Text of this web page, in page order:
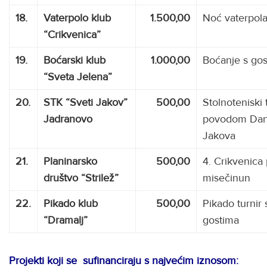
18.
Vaterpolo klub
“Crikvenica”
1.500,00 Noć vaterpola
19.
Boćarski klub
“Sveta Jelena”
1.000,00 Boćanje s
20.
STK “Sveti Jakov”
Jadranovo
500,00
Stolnoteniski
povodom
Jakova
21.
Planinarsko
društvo “Strilež”
500,00
4. Crikvenica
misečinun
22.
Pikado klub
“Dramalj”
500,00
Pikado turnir
gostima
Projekti koji se sufinanciraju s najvećim iznosom: